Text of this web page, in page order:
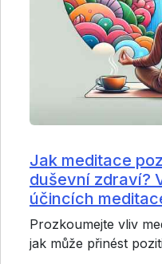
Jak meditace
duševní zdraví?
účincích
Prozkoumejte vliv
jak může přinést